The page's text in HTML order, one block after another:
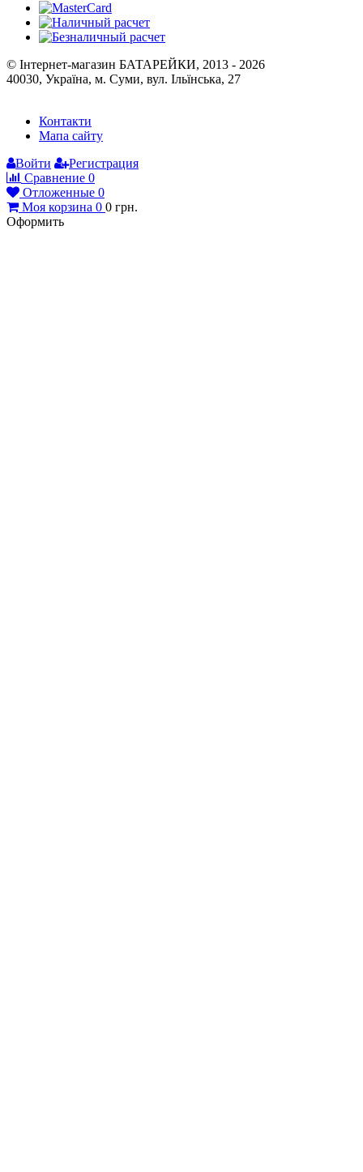
© Інтернет-магазин БАТАРЕЙКИ, 2013 - 2026
40030, Україна, м. Суми, вул. Ільїнська, 27
Контакти
Мапа сайту
Войти
Регистрация
Сравнение 0
Отложенные 0
Моя корзина 0 0 грн.
Оформить